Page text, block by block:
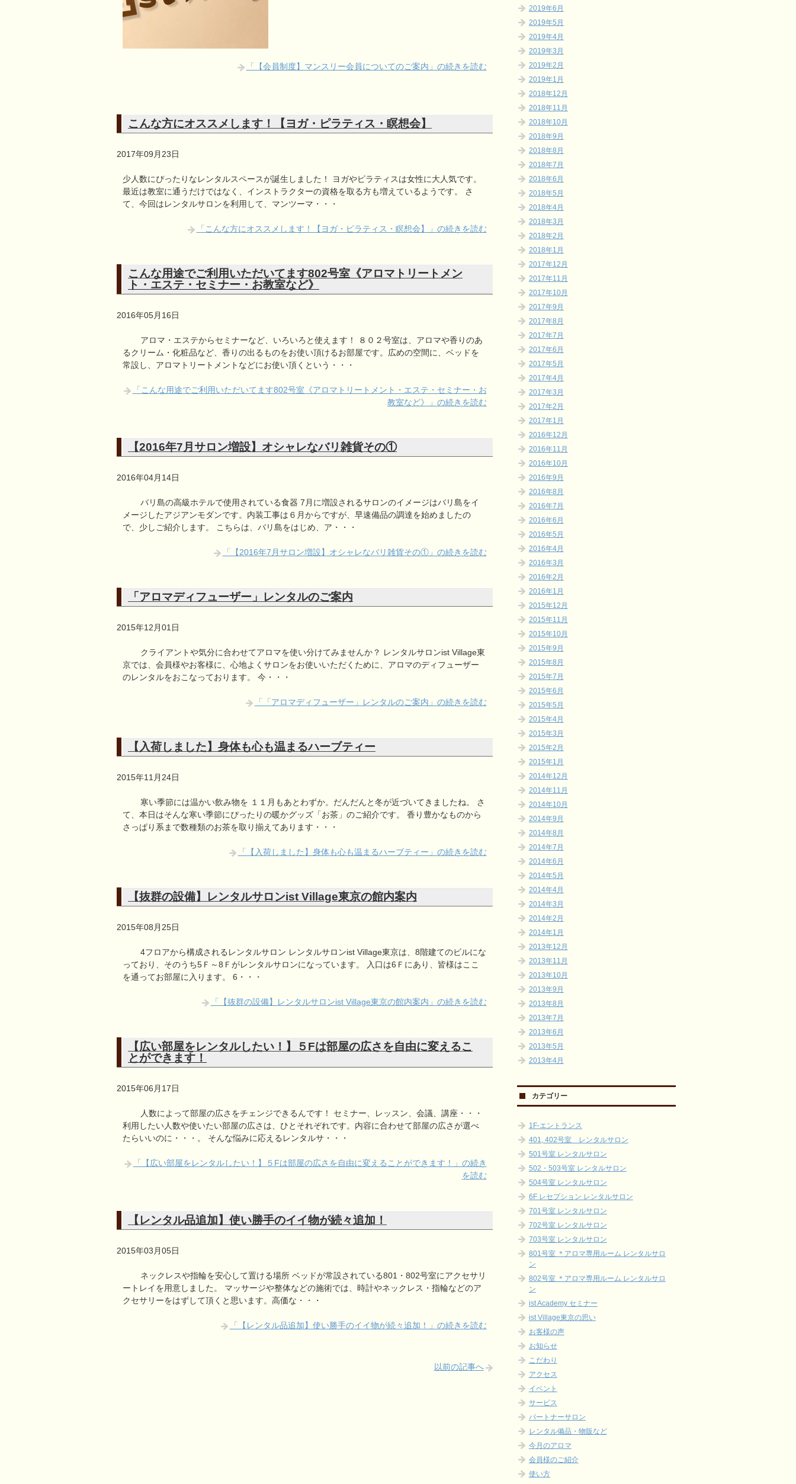
「【会員制度】マンスリー会員についてのご案内」の続きを読む
こんな方にオススメします！【ヨガ・ピラティス・瞑想会】
2017年09月23日
少人数にぴったりなレンタルスペースが誕生しました！ ヨガやピラティスは女性に大人気です。
最近は教室に通うだけではなく、インストラクターの資格を取る方も増えているようです。 さ
て、今回はレンタルサロンを利用して、マンツーマ・・・
「こんな方にオススメします！【ヨガ・ピラティス・瞑想会】」の続きを読む
こんな用途でご利用いただいてます802号室《アロマトリートメン
ト・エステ・セミナー・お教室など》
2016年05月16日
アロマ・エステからセミナーなど、いろいろと使えます！ ８０２号室は、アロマや香りのあ
るクリーム・化粧品など、香りの出るものをお使い頂けるお部屋です。広めの空間に、ベッドを
常設し、アロマトリートメントなどにお使い頂くという・・・
「こんな用途でご利用いただいてます802号室《アロマトリートメント・エステ・セミナー・お
教室など》」の続きを読む
【2016年7月サロン増設】オシャレなバリ雑貨その①
2016年04月14日
バリ島の高級ホテルで使用されている食器 7月に増設されるサロンのイメージはバリ島をイ
メージしたアジアンモダンです。内装工事は６月からですが、早速備品の調達を始めましたの
で、少しご紹介します。 こちらは、バリ島をはじめ、ア・・・
「【2016年7月サロン増設】オシャレなバリ雑貨その①」の続きを読む
「アロマディフューザー」レンタルのご案内
2015年12月01日
クライアントや気分に合わせてアロマを使い分けてみませんか？ レンタルサロンist Village東
京では、会員様やお客様に、心地よくサロンをお使いいただくために、アロマのディフューザー
のレンタルをおこなっております。 今・・・
「「アロマディフューザー」レンタルのご案内」の続きを読む
【入荷しました】身体も心も温まるハーブティー
2015年11月24日
寒い季節には温かい飲み物を １１月もあとわずか。だんだんと冬が近づいてきましたね。 さ
て、本日はそんな寒い季節にぴったりの暖かグッズ「お茶」のご紹介です。 香り豊かなものから
さっぱり系まで数種類のお茶を取り揃えてあります・・・
「【入荷しました】身体も心も温まるハーブティー」の続きを読む
【抜群の設備】レンタルサロンist Village東京の館内案内
2015年08月25日
4フロアから構成されるレンタルサロン レンタルサロンist Village東京は、8階建てのビルにな
っており、そのうち5Ｆ～8Ｆがレンタルサロンになっています。 入口は6Ｆにあり、皆様はここ
を通ってお部屋に入ります。 6・・・
「【抜群の設備】レンタルサロンist Village東京の館内案内」の続きを読む
【広い部屋をレンタルしたい！】５Fは部屋の広さを自由に変えるこ
とができます！
2015年06月17日
人数によって部屋の広さをチェンジできるんです！ セミナー、レッスン、会議、講座・・・
利用したい人数や使いたい部屋の広さは、ひとそれぞれです。内容に合わせて部屋の広さが選べ
たらいいのに・・・。 そんな悩みに応えるレンタルサ・・・
「【広い部屋をレンタルしたい！】５Fは部屋の広さを自由に変えることができます！」の続き
を読む
【レンタル品追加】使い勝手のイイ物が続々追加！
2015年03月05日
ネックレスや指輪を安心して置ける場所 ベッドが常設されている801・802号室にアクセサリ
ートレイを用意しました。 マッサージや整体などの施術では、時計やネックレス・指輪などのア
クセサリーをはずして頂くと思います。高価な・・・
「【レンタル品追加】使い勝手のイイ物が続々追加！」の続きを読む
以前の記事へ
2019年6月
2019年5月
2019年4月
2019年3月
2019年2月
2019年1月
2018年12月
2018年11月
2018年10月
2018年9月
2018年8月
2018年7月
2018年6月
2018年5月
2018年4月
2018年3月
2018年2月
2018年1月
2017年12月
2017年11月
2017年10月
2017年9月
2017年8月
2017年7月
2017年6月
2017年5月
2017年4月
2017年3月
2017年2月
2017年1月
2016年12月
2016年11月
2016年10月
2016年9月
2016年8月
2016年7月
2016年6月
2016年5月
2016年4月
2016年3月
2016年2月
2016年1月
2015年12月
2015年11月
2015年10月
2015年9月
2015年8月
2015年7月
2015年6月
2015年5月
2015年4月
2015年3月
2015年2月
2015年1月
2014年12月
2014年11月
2014年10月
2014年9月
2014年8月
2014年7月
2014年6月
2014年5月
2014年4月
2014年3月
2014年2月
2014年1月
2013年12月
2013年11月
2013年10月
2013年9月
2013年8月
2013年7月
2013年6月
2013年5月
2013年4月
カテゴリー
1F-エントランス
401, 402号室 レンタルサロン
501号室 レンタルサロン
502・503号室 レンタルサロン
504号室 レンタルサロン
6F レセプション レンタルサロン
701号室 レンタルサロン
702号室 レンタルサロン
703号室 レンタルサロン
801号室 ＊アロマ専用ルーム レンタルサロ
ン
802号室 ＊アロマ専用ルーム レンタルサロ
ン
ist Academy セミナー
ist Village東京の思い
お客様の声
お知らせ
こだわり
アクセス
イベント
サービス
パートナーサロン
レンタル備品・物販など
今月のアロマ
会員様のご紹介
使い方